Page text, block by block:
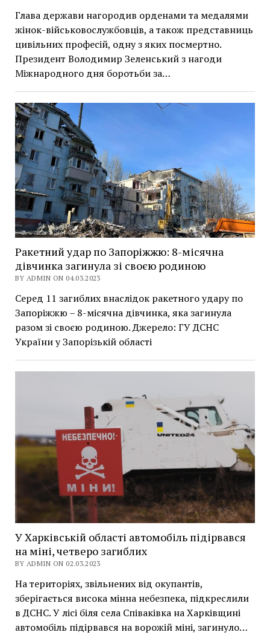
Глава держави нагородив орденами та медалями
жінок-військовослужбовців, а також представниць
цивільних професій, одну з яких посмертно.
Президент Володимир Зеленський з нагоди
Міжнародного дня боротьби за…
Ракетний удар по Запоріжжю: 8-місячна
дівчинка загинула зі своєю родиною
BY ADMIN ON 04.03.2023
Серед 11 загиблих внаслідок ракетного удару по
Запоріжжю – 8-місячна дівчинка, яка загинула
разом зі своєю родиною. Джерело: ГУ ДСНС
України у Запорізькій області
У Харківській області автомобіль підірвався
на міні, четверо загиблих
BY ADMIN ON 02.03.2023
На територіях, звільнених від окупантів,
зберігається висока мінна небезпека, підкреслили
в ДСНС. У лісі біля села Співаківка на Харківщині
автомобіль підірвався на ворожій міні, загинуло…